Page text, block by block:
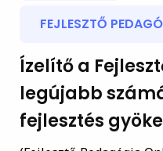
FEJLESZTŐ
Ízelítő a
legújabb
fejlesztés